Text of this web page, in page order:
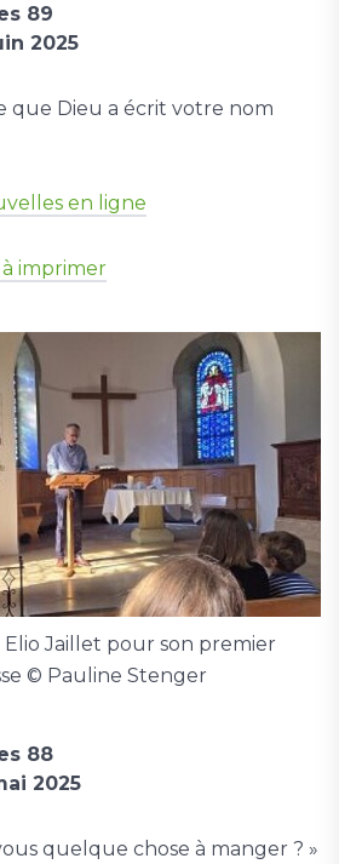
89
2025
que Dieu a écrit votre nom
en ligne
imprimer
Jaillet pour son premier
© Pauline Stenger
88
2025
quelque chose à manger ? »